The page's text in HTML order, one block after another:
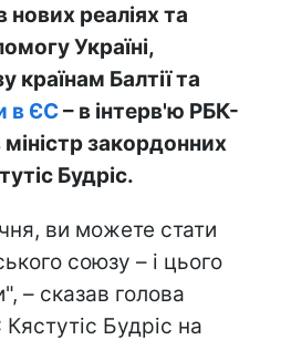
реаліях та
Україні,
країнам Балтії та
в ЄС– в інтерв'ю РБК-
міністр закордонних
Будріс.
ви можете стати
союзу – і цього
– сказав голова
Будріс на